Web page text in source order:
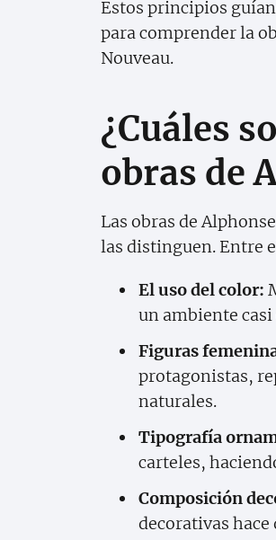
Estos principios
para comprender la
Nouveau.
¿Cuáles
obras de
Las obras de
las distinguen. Entre
El uso del color:
un ambiente
Figuras
protagonistas,
naturales.
Tipografía
carteles,
Composición
decorativas hace